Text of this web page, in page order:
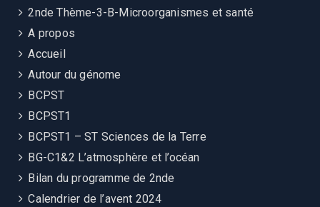
2nde Thème-3-B-Microorganismes et santé
A propos
Accueil
Autour du génome
BCPST
BCPST1
BCPST1 – ST Sciences de la Terre
BG-C1&2 L’atmosphère et l’océan
Bilan du programme de 2nde
Calendrier de l’avent 2024